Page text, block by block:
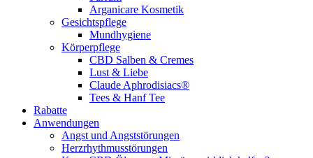
Arganicare Kosmetik
Gesichtspflege
Mundhygiene
Körperpflege
CBD Salben & Cremes
Lust & Liebe
Claude Aphrodisiacs®
Tees & Hanf Tee
Rabatte
Anwendungen
Angst und Angststörungen
Herzrhythmusstörungen